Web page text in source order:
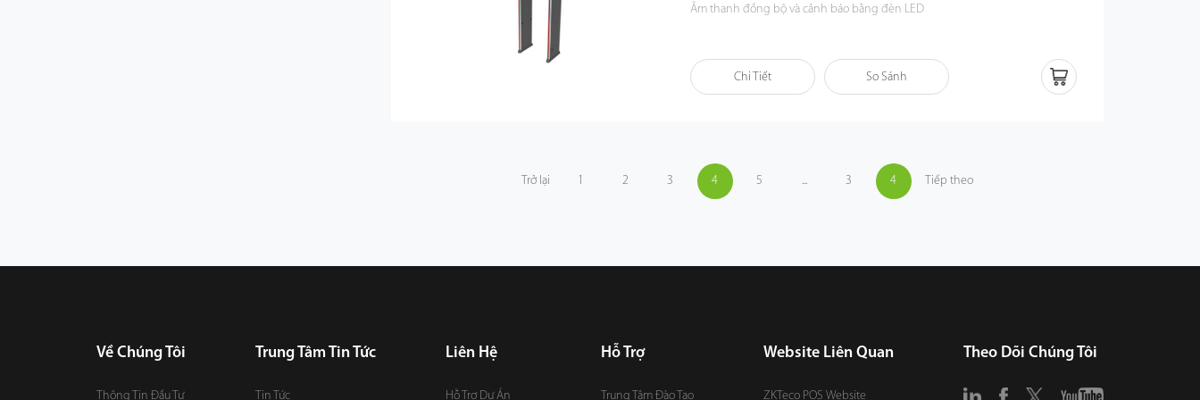
Âm thanh đồng bộ và cảnh báo bằng đèn LED
Chi Tiết So Sánh
Trở lại 1 2 3 4 5 ... 3 4 Tiếp theo
Về Chúng Tôi
Thông Tin Đầu Tư
Trung Tâm Tin Tức
Tin Tức
Liên Hệ
Hỗ Trợ Dự Án
Hỗ Trợ
Trung Tâm Đào Tạo
Website Liên Quan
ZKTeco POS Website
Theo Dõi Chúng Tôi